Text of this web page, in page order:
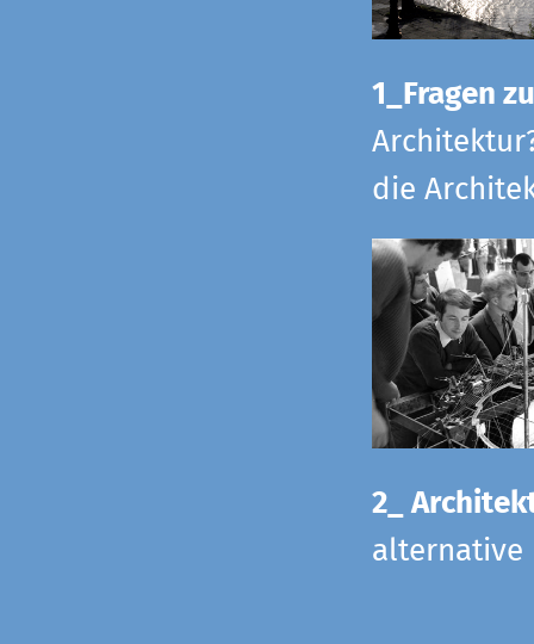
1_Fragen
die
2_
alternative